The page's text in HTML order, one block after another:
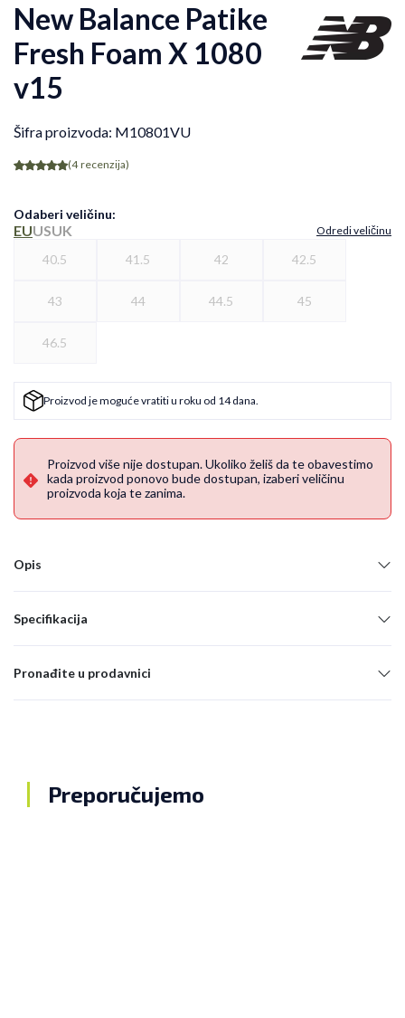
New Balance Patike
Fresh Foam X 1080
v15
Šifra proizvoda: M10801VU
(4 recenzija)
Odaberi veličinu:
EUUSUK Odredi veličinu
40.5 41.5 42 42.5
43 44 44.5 45
46.5
Proizvod je moguće vratiti u roku od 14 dana.
Proizvod više nije dostupan. Ukoliko želiš da te obavestimo
kada proizvod ponovo bude dostupan, izaberi veličinu
proizvoda koja te zanima.
Opis
Specifikacija
Pronađite u prodavnici
Preporučujemo